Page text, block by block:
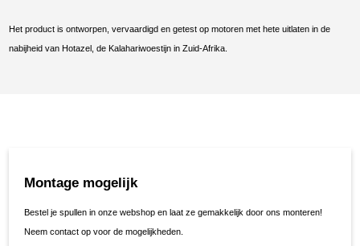
Het product is ontworpen, vervaardigd en getest op motoren met hete uitlaten in de
nabijheid van Hotazel, de Kalahariwoestijn in Zuid-Afrika.
Montage mogelijk
Bestel je spullen in onze webshop en laat ze gemakkelijk door ons monteren!
Neem contact op voor de mogelijkheden.